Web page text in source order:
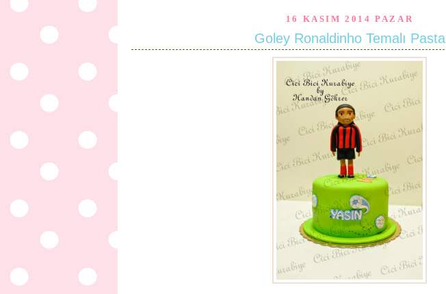
16 KASIM 2014 PAZAR
Goley Ronaldinho Temalı Pasta